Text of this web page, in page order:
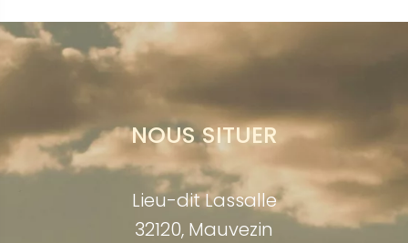
NOUS SITUER
Lieu-dit Lassalle
32120, Mauvezin